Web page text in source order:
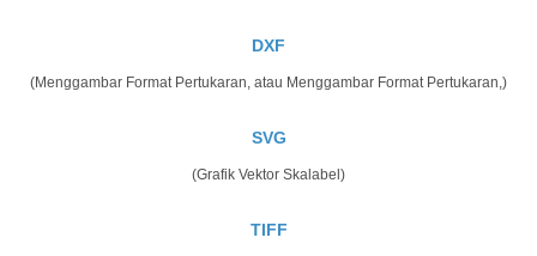
DXF
(Menggambar Format Pertukaran, atau Menggambar Format Pertukaran,)
SVG
(Grafik Vektor Skalabel)
TIFF